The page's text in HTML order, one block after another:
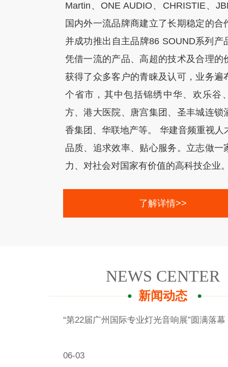
Martin、ONE AUDIO、CHRISTIE、
国内外一流品牌商建立了长期稳定的合
并成功推出自主品牌86 SOUND系列产
凭借一流的产品、高超的技术及合理的
获得了众多客户的青睐及认可，业务遍
个省市，其中包括锦绣中华、欢乐谷
方、港大医院、唐宫集团、圣丰城连锁
香集团、华联地产等。 华建音频重视人
品质、追求效率、贴心服务。立志做一
力、对社会对国家有价值的高科技企业
了解详情>>
NEWS CENTER
新闻动态
“第22届广州国际专业灯光音响展”圆满落幕
06-03